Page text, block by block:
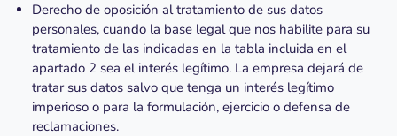
Derecho de oposición al tratamiento de sus datos
personales, cuando la base legal que nos habilite para su
tratamiento de las indicadas en la tabla incluida en el
apartado 2 sea el interés legítimo. La empresa dejará de
tratar sus datos salvo que tenga un interés legítimo
imperioso o para la formulación, ejercicio o defensa de
reclamaciones.